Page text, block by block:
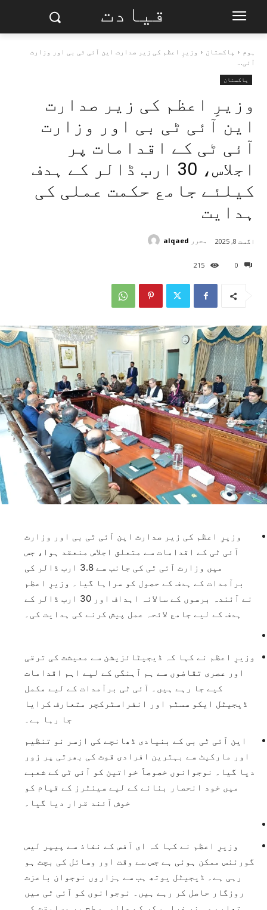
قیادت
ہوم پاکستان
وزیرِ اعظم کی زیر صدارت این آئی ٹی بی اور وزارت
آئی...
پاکستان
وزیرِ اعظم کی زیر صدارت
این آئی ٹی بی اور وزارت
آئی ٹی کے اقدامات پر
اجلاس، 30 ارب ڈالر کے ہدف
کیلئے جامع حکمت عملی کی
ہدایت
0
215
اگست 8, 2025 محرر alqaed
وزیرِ اعظم کی زیر صدارت این آئی ٹی بی اور وزارت
آئی ٹی کے اقدامات سے متعلق اجلاس منعقد ہوا، جس
میں وزارت آئی ٹی کی جانب سے 3.8 ارب ڈالر کی
برآمدات کے ہدف کے حصول کو سراہا گیا۔ وزیرِ اعظم
نے آئندہ برسوں کے سالانہ اہداف اور 30 ارب ڈالر کے
ہدف کے لیے جامع لائحہ عمل پیش کرنے کی ہدایت کی۔
وزیرِ اعظم نے کہا کہ ڈیجیٹائزیشن سے معیشت کی ترقی
اور عصری تقاضوں سے ہم آہنگی کے لیے اہم اقدامات
کیے جا رہے ہیں۔ آئی ٹی برآمدات کے لیے مکمل
ڈیجیٹل ایکو سسٹم اور انفراسٹرکچر متعارف کرایا
جا رہا ہے۔
این آئی ٹی بی کے بنیادی ڈھانچے کی ازسر نو تنظیم
اور مارکیٹ سے بہترین افرادی قوت کی بھرتی پر زور
دیا گیا۔ نوجوانوں خصوصاً خواتین کو آئی ٹی کے شعبے
میں خود انحصار بنانے کے لیے سینٹرز کے قیام کو
خوش آئند قرار دیا گیا۔
وزیرِ اعظم نے کہا کہ ای آفس کے نفاذ سے پیپر لیس
گورننس ممکن ہوئی ہے جس سے وقت اور وسائل کی بچت ہو
رہی ہے۔ ڈیجیٹل یوتھ ہب سے ہزاروں نوجوان باعزت
روزگار حاصل کر رہے ہیں۔ نوجوانوں کو آئی ٹی میں